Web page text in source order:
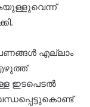
എല്ലാം
ഇടപെടൽ